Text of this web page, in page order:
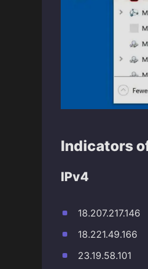
Indicators
IPv4
18.207.217.146
18.221.49.166
23.19.58.101